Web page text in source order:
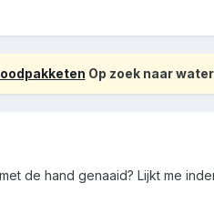
Op zoek naar
de hand genaaid? Lijkt me